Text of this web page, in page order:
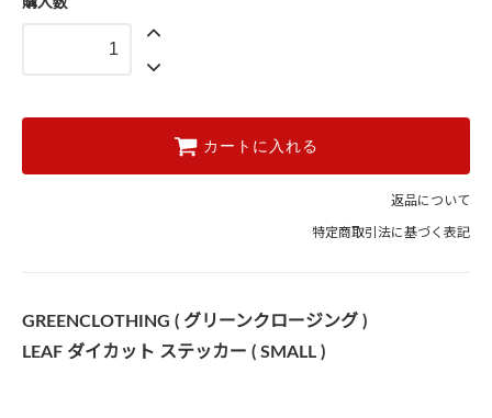
購入数
カートに入れる
返品について
特定商取引法に基づく表記
GREENCLOTHING ( グリーンクロージング )
LEAF ダイカット ステッカー ( SMALL )